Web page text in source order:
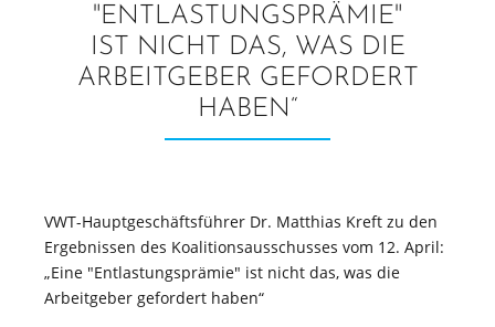
"ENTLASTUNGSPRÄMIE"
IST NICHT DAS, WAS DIE
ARBEITGEBER GEFORDERT
HABEN“
VWT-Hauptgeschäftsführer Dr. Matthias Kreft zu den
Ergebnissen des Koalitionsausschusses vom 12. April:
„Eine "Entlastungsprämie" ist nicht das, was die
Arbeitgeber gefordert haben“